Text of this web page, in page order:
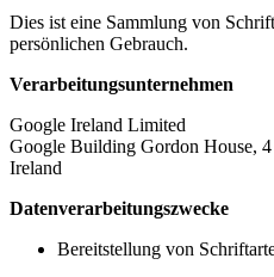
Dies ist eine Sammlung von
persönlichen Gebrauch.
Verarbeitungsunternehmen
Google Ireland Limited
Google Building Gordon House,
Ireland
Datenverarbeitungszwecke
Bereitstellung von